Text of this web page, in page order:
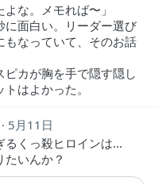
な。メモれば〜」
面白い。リーダー選び
もなっていて、そのお話
カが胸を手で隠す隠し
はよかった。
5月11日
くっ殺ヒロインは...
いんか？